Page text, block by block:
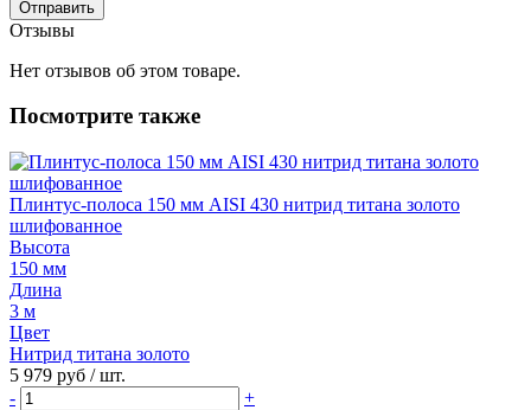
Отправить
Отзывы
Нет отзывов об этом товаре.
Посмотрите также
Плинтус-полоса 150 мм AISI 430 нитрид титана золото
шлифованное
Высота
150 мм
Длина
3 м
Цвет
Нитрид титана золото
5 979 руб / шт.
-
+